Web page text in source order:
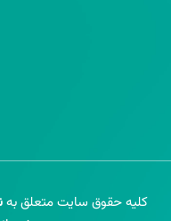
کلیه حقوق سایت متعلق به